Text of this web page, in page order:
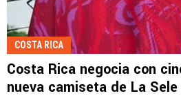
COSTA RICA
Costa Rica negocia con
nueva camiseta de La Sele